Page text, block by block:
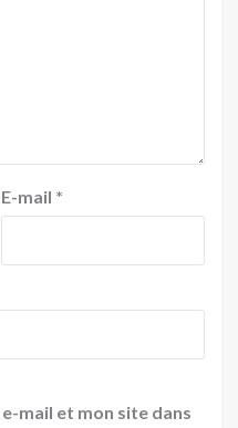
E-mail *
mail et mon site dans